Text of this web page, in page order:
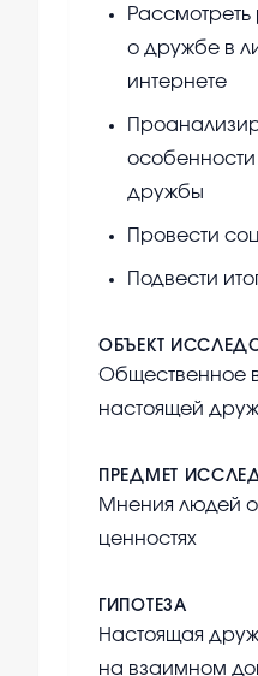
о дружбе в
интернете
дружбы
Провести
Подвести
ОБЪЕКТ
Общественное
настоящей
ПРЕДМЕТ
Мнения людей
ценностях
ГИПОТЕЗА
Настоящая
на взаимном